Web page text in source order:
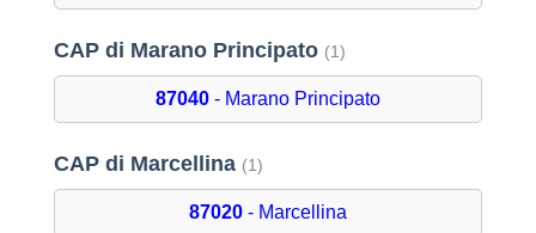
CAP di Marano Principato (1)
87040- Marano Principato
CAP di Marcellina (1)
87020- Marcellina